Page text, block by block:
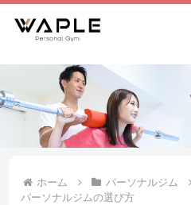
ホーム パーソナルジム
パーソナルジムの選び方